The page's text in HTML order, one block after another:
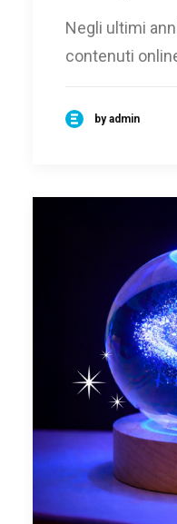
Negli ultimi
contenuti
by admin